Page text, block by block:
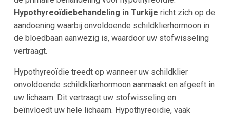
Hypothyreoïdiebehandeling in Turkije richt zich op de
aandoening waarbij onvoldoende schildklierhormoon in
de bloedbaan aanwezig is, waardoor uw stofwisseling
vertraagt.
Hypothyreoïdie treedt op wanneer uw schildklier
onvoldoende schildklierhormoon aanmaakt en afgeeft in
uw lichaam. Dit vertraagt uw stofwisseling en
beïnvloedt uw hele lichaam. Hypothyreoïdie, vaak